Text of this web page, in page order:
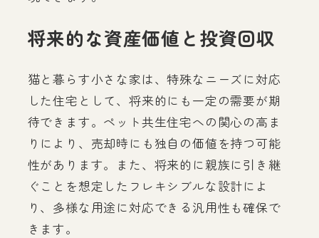
将来的な資産価値と投資回収
猫と暮らす小さな家は、特殊なニーズに対応
した住宅として、将来的にも一定の需要が期
待できます。ペット共生住宅への関心の高ま
りにより、売却時にも独自の価値を持つ可能
性があります。また、将来的に親族に引き継
ぐことを想定したフレキシブルな設計によ
り、多様な用途に対応できる汎用性も確保で
きます。